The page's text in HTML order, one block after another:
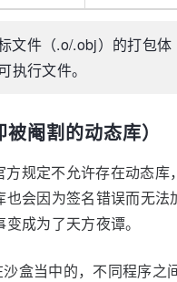
文件（.o/.obj）的打包
执行文件。
阉割的动态库）
规定不允许存在动态
会因为签名错误而无
成为了天方夜谭。
盒当中的，不同程序